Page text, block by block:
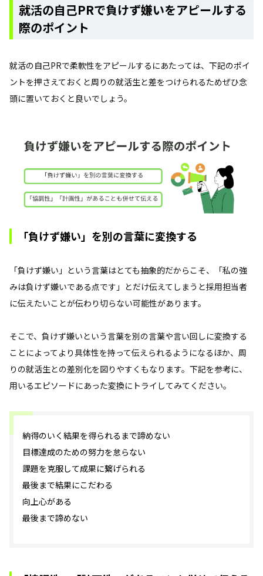
就活の自己PRで負けず嫌いをアピールする
際のポイント
就活の自己PRで柔軟性をアピールするにあたっては、下記のポイ
ントを押さえておくと周りの就活生と差をつけられるためぜひ念
頭に置いておくと良いでしょう。
「負けず嫌い」を別の言葉に変換する
「負けず嫌い」という言葉はとても抽象的だからこそ、「私の強
みは負けず嫌いである点です」とだけ伝えてしまうと採用担当者
に伝えたいことが伝わり切らない可能性があります。
そこで、負けず嫌いという言葉を別の言葉や言い回しに変換する
ことによってより具体性を持って伝えられるようになるほか、周
りの就活生との差別化を図りやすくもなります。下記を参考に、
用いるエピソードにあった変換にトライしてみてください。
納得のいく結果を得られるまで諦めない
目標達成のための努力を怠らない
課題を克服して成果に繋げられる
最後まで結果にこだわる
向上心がある
最後まで諦めない